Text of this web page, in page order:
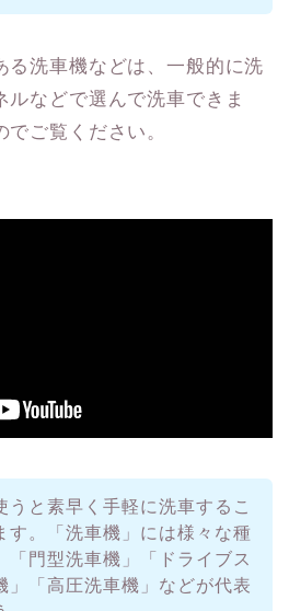
る洗車機などは、一般的に洗
ルなどで選んで洗車できま
ご覧ください。
うと素早く手軽に洗車するこ
す。「洗車機」には様々な種
「門型洗車機」「ドライブス
」「高圧洗車機」などが代表